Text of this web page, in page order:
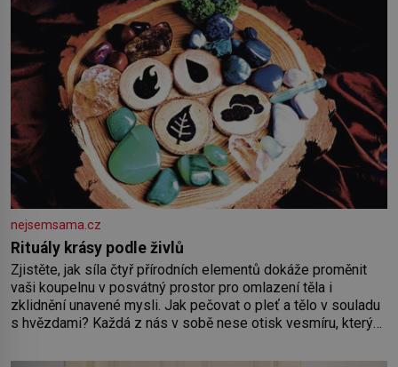
nejsemsama.cz
Rituály krásy podle živlů
Zjistěte, jak síla čtyř přírodních elementů dokáže proměnit
vaši koupelnu v posvátný prostor pro omlazení těla i
zklidnění unavené mysli. Jak pečovat o pleť a tělo v souladu
s hvězdami? Každá z nás v sobě nese otisk vesmíru, který
pokožky. Ohnivá znamení Ženy narozené ve znamení Berana,